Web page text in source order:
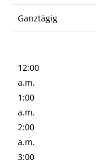
Ganztägig
12:00
a.m.
1:00
a.m.
2:00
a.m.
3:00